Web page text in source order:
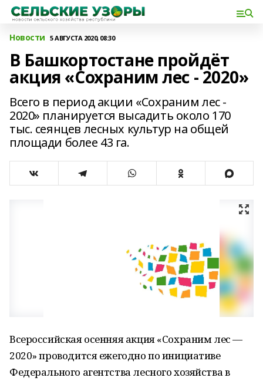
Новости 5 АВГУСТА 2020, 08:30
В Башкортостане пройдёт
акция «Сохраним лес - 2020»
Всего в период акции «Сохраним лес -
2020» планируется высадить около 170
тыс. сеянцев лесных культур на общей
площади более 43 га.
Всероссийская осенняя акция «Сохраним лес —
2020» проводится ежегодно по инициативе
Федерального агентства лесного хозяйства в